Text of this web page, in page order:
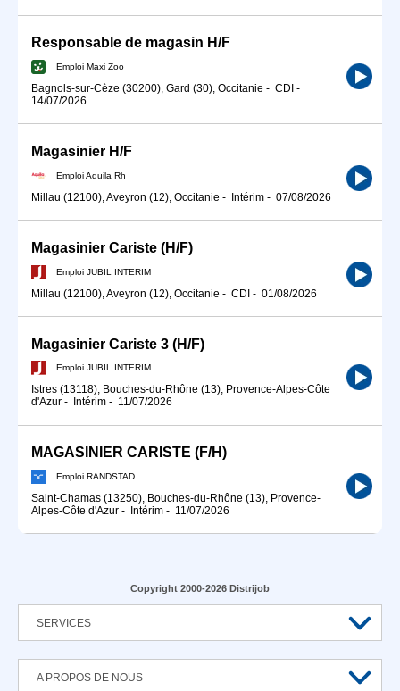
Responsable de magasin H/F
Emploi Maxi Zoo
Bagnols-sur-Cèze (30200), Gard (30), Occitanie - CDI -
14/07/2026
Magasinier H/F
Emploi Aquila Rh
Millau (12100), Aveyron (12), Occitanie - Intérim - 07/08/2026
Magasinier Cariste (H/F)
Emploi JUBIL INTERIM
Millau (12100), Aveyron (12), Occitanie - CDI - 01/08/2026
Magasinier Cariste 3 (H/F)
Emploi JUBIL INTERIM
Istres (13118), Bouches-du-Rhône (13), Provence-Alpes-Côte
d'Azur - Intérim - 11/07/2026
MAGASINIER CARISTE (F/H)
Emploi RANDSTAD
Saint-Chamas (13250), Bouches-du-Rhône (13), Provence-
Alpes-Côte d'Azur - Intérim - 11/07/2026
Copyright 2000-2026 Distrijob
SERVICES
A PROPOS DE NOUS